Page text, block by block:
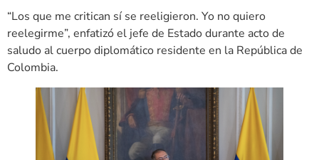
“Los que me critican sí se reeligieron. Yo no quiero
reelegirme”, enfatizó el jefe de Estado durante acto de
saludo al cuerpo diplomático residente en la República de
Colombia.